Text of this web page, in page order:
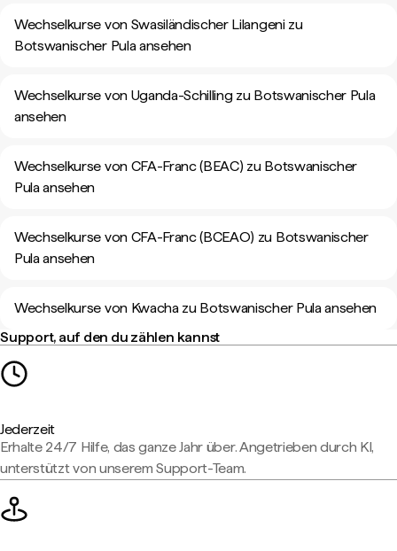
Wechselkurse von Swasiländischer Lilangeni zu
Botswanischer Pula ansehen
Wechselkurse von Uganda-Schilling zu Botswanischer Pula
ansehen
Wechselkurse von CFA-Franc (BEAC) zu Botswanischer
Pula ansehen
Wechselkurse von CFA-Franc (BCEAO) zu Botswanischer
Pula ansehen
Wechselkurse von Kwacha zu Botswanischer Pula ansehen
Support, auf den du zählen kannst
Jederzeit
Erhalte 24/7 Hilfe, das ganze Jahr über. Angetrieben durch KI,
unterstützt von unserem Support-Team.